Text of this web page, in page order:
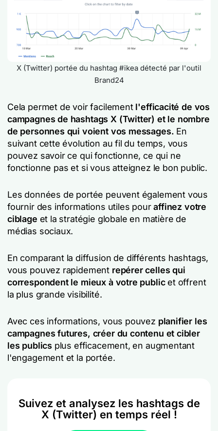
X (Twitter) portée du hashtag #ikea détecté par l'outil
Brand24
Cela permet de voir facilement l'efficacité de vos
campagnes de hashtags X (Twitter) et le nombre
de personnes qui voient vos messages. En
suivant cette évolution au fil du temps, vous
pouvez savoir ce qui fonctionne, ce qui ne
fonctionne pas et si vous atteignez le bon public.
Les données de portée peuvent également vous
fournir des informations utiles pouraffinez votre
ciblage et la stratégie globale en matière de
médias sociaux.
En comparant la diffusion de différents hashtags,
vous pouvez rapidement repérer celles qui
correspondent le mieux à votre publicet offrent
la plus grande visibilité.
Avec ces informations, vous pouvez planifier les
campagnes futures, créer du contenu et cibler
les publics plus efficacement, en augmentant
l'engagement et la portée.
Suivez et analysez les hashtags de
X (Twitter) en temps réel !